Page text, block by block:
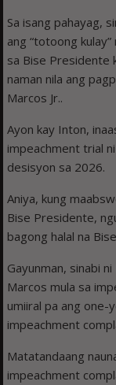
Sa isang pahayag,
ang “totoong
sa Bise Presidente
naman nila ang
Marcos Jr..
Ayon kay Inton,
impeachment trial
desisyon sa 2026.
Aniya, kung
Bise Presidente,
bagong halal na
Gayunman, sinabi
Marcos mula sa
umiiral pa ang one-
impeachment
Matatandaang
impeachment